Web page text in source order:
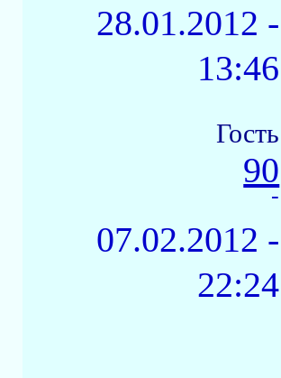
28.01.2012 -
13:46
Гость
90
-
07.02.2012 -
22:24